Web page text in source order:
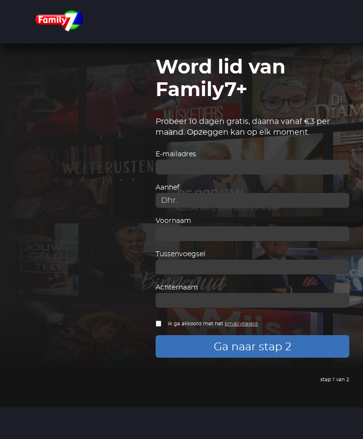
Word lid van
Family7+
Probeer 10 dagen gratis, daarna vanaf €3 per
maand. Opzeggen kan op elk moment.
E-mailadres
Aanhef
Voornaam
Tussenvoegsel
Achternaam
Ik ga akkoord met het privacybeleid
Ga naar stap 2
stap 1 van 2